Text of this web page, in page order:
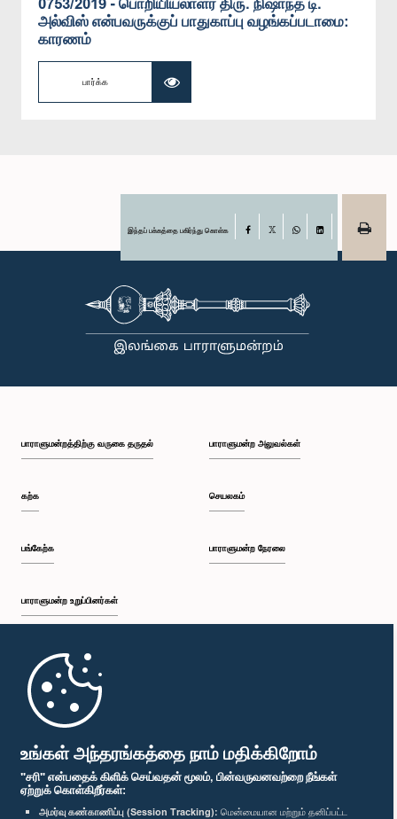
உங்கள் அந்தரங்கத்தை நாம் மதிக்கிறோம்
"சரி" என்பதைக் கிளிக் செய்வதன் மூலம், பின்வருவனவற்றை நீங்கள்
ஏற்றுக் கொள்கிறீர்கள்:
அமர்வு கண்காணிப்பு (Session Tracking): மென்மையான மற்றும் தனிப்பட்ட
அல்விஸ் என்பவருக்குப் பாதுகாப்பு வழங்கப்படாமை:
காரணம்
பார்க்க
இந்தப் பக்கத்தை பகிர்ந்து கொள்க Facebook
பாராளுமன்றத்திற்கு வருகை தருதல்
கற்க
பங்கேற்க
பாராளுமன்ற உறுப்பினர்கள்
முதற்பக்கம்
பாராளுமன்ற அலுவல்கள்
செயலகம்
பாராளுமன்ற நேரலை
பாராளுமன்ற கையடக்க செயலி